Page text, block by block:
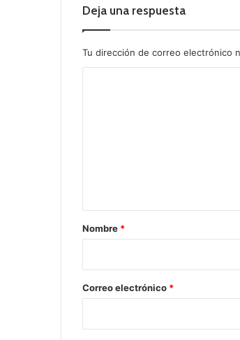
Deja una respuesta
Tu dirección de correo electrónico
r
*
Nombre *
Correo electrónico *